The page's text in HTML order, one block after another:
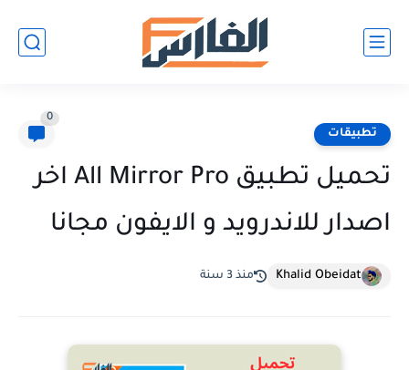
تطبيقات
0
تحميل تطبيق All Mirror Pro اخر
اصدار للاندرويد و الايفون مجانا
Khalid Obeidat منذ 3 سنة